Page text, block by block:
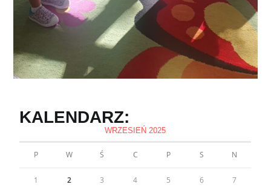
KALENDARZ:
WRZESIEŃ 2025
P W Ś C P S N
1 2 3 4 5 6 7